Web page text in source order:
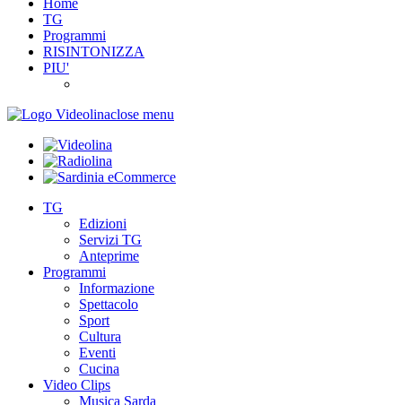
Home
TG
Programmi
RISINTONIZZA
PIU'
close menu
TG
Edizioni
Servizi TG
Anteprime
Programmi
Informazione
Spettacolo
Sport
Cultura
Eventi
Cucina
Video Clips
Musica Sarda